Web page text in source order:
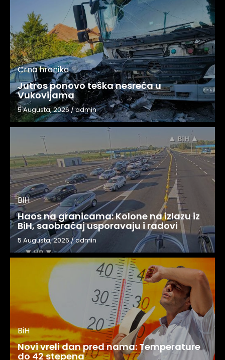
Crna hronika
Jutros ponovo teška nesreća u
Vukovijama
5 Augusta, 2026/admin
BiH
Haos na granicama: Kolone na izlazu iz
BiH, saobraćaj usporavaju i radovi
5 Augusta, 2026/admin
BiH
Novi vreli dan pred nama: Temperature
do 42 stepena